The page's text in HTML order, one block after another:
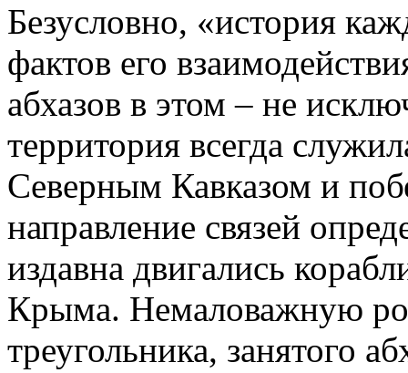
Безусловно, «история
фактов его
абхазов в этом – не
территория всегда
Северным Кавказом и
направление связей
издавна двигались
Крыма. Немаловажную
треугольника, занятого